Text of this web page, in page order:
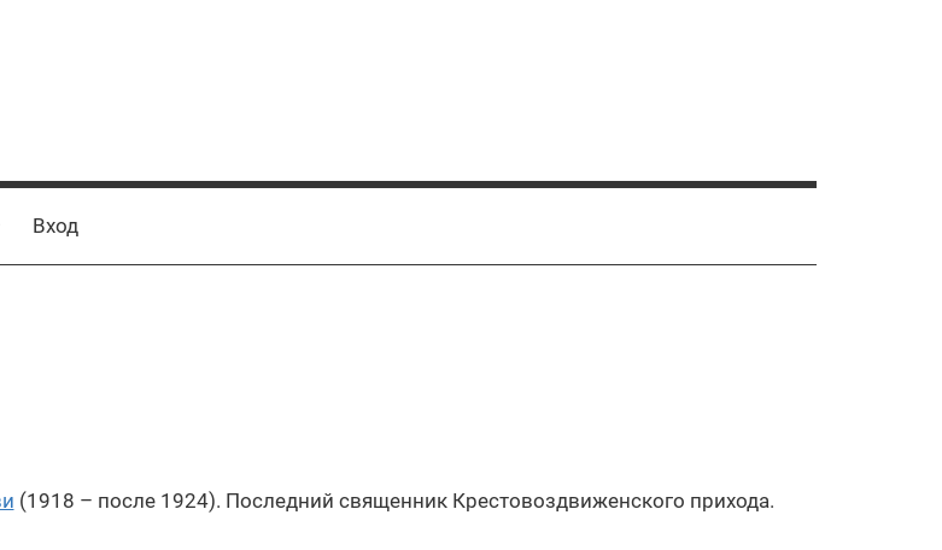
Вход
(1918 – после 1924). Последний священник Крестовоздвиженского прихода.